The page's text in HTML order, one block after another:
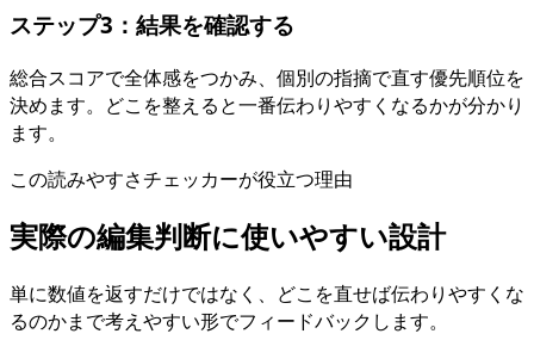
ステップ3：結果を確認する
総合スコアで全体感をつかみ、個別の指摘で直す優先順位を
決めます。どこを整えると一番伝わりやすくなるかが分かり
ます。
この読みやすさチェッカーが役立つ理由
実際の編集判断に使いやすい設計
単に数値を返すだけではなく、どこを直せば伝わりやすくな
るのかまで考えやすい形でフィードバックします。